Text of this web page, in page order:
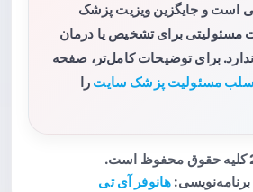
است و جایگزین ویزیت پزشک
برای تشخیص یا درمان
برای توضیحات کامل‌تر، صفحه
مسئولیت پزشک سایت را
هانوفر آی تی